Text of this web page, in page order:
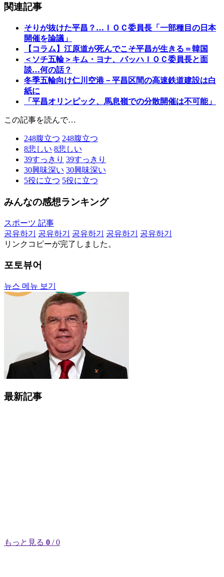
関連記事
そりが抜けた平昌？…ＩＯＣ委員長「一部種目の日本
開催を論議」
【コラム】江原道が死んでこそ平昌が生きる＝韓国
＜ソチ五輪＞キム・ヨナ、バッハＩＯＣ委員長と面
談…何の話？
冬季五輪向け仁川空港－平昌区間の高速鉄道建設は白
紙に
「平昌オリンピック、馬息嶺での分散開催は不可能」
この記事を読んで…
248腹立つ 248腹立つ
8悲しい 8悲しい
39すっきり 39すっきり
30興味深い 30興味深い
5役に立つ 5役に立つ
みんなの感想ランキング
スポーツ 記事
공유하기
공유하기 공유하기 공유하기
공유하기
リンクコピーが完了しました。
포토뷰어
뉴스 메뉴 보기
最新記事
もっと見る 0 / 0